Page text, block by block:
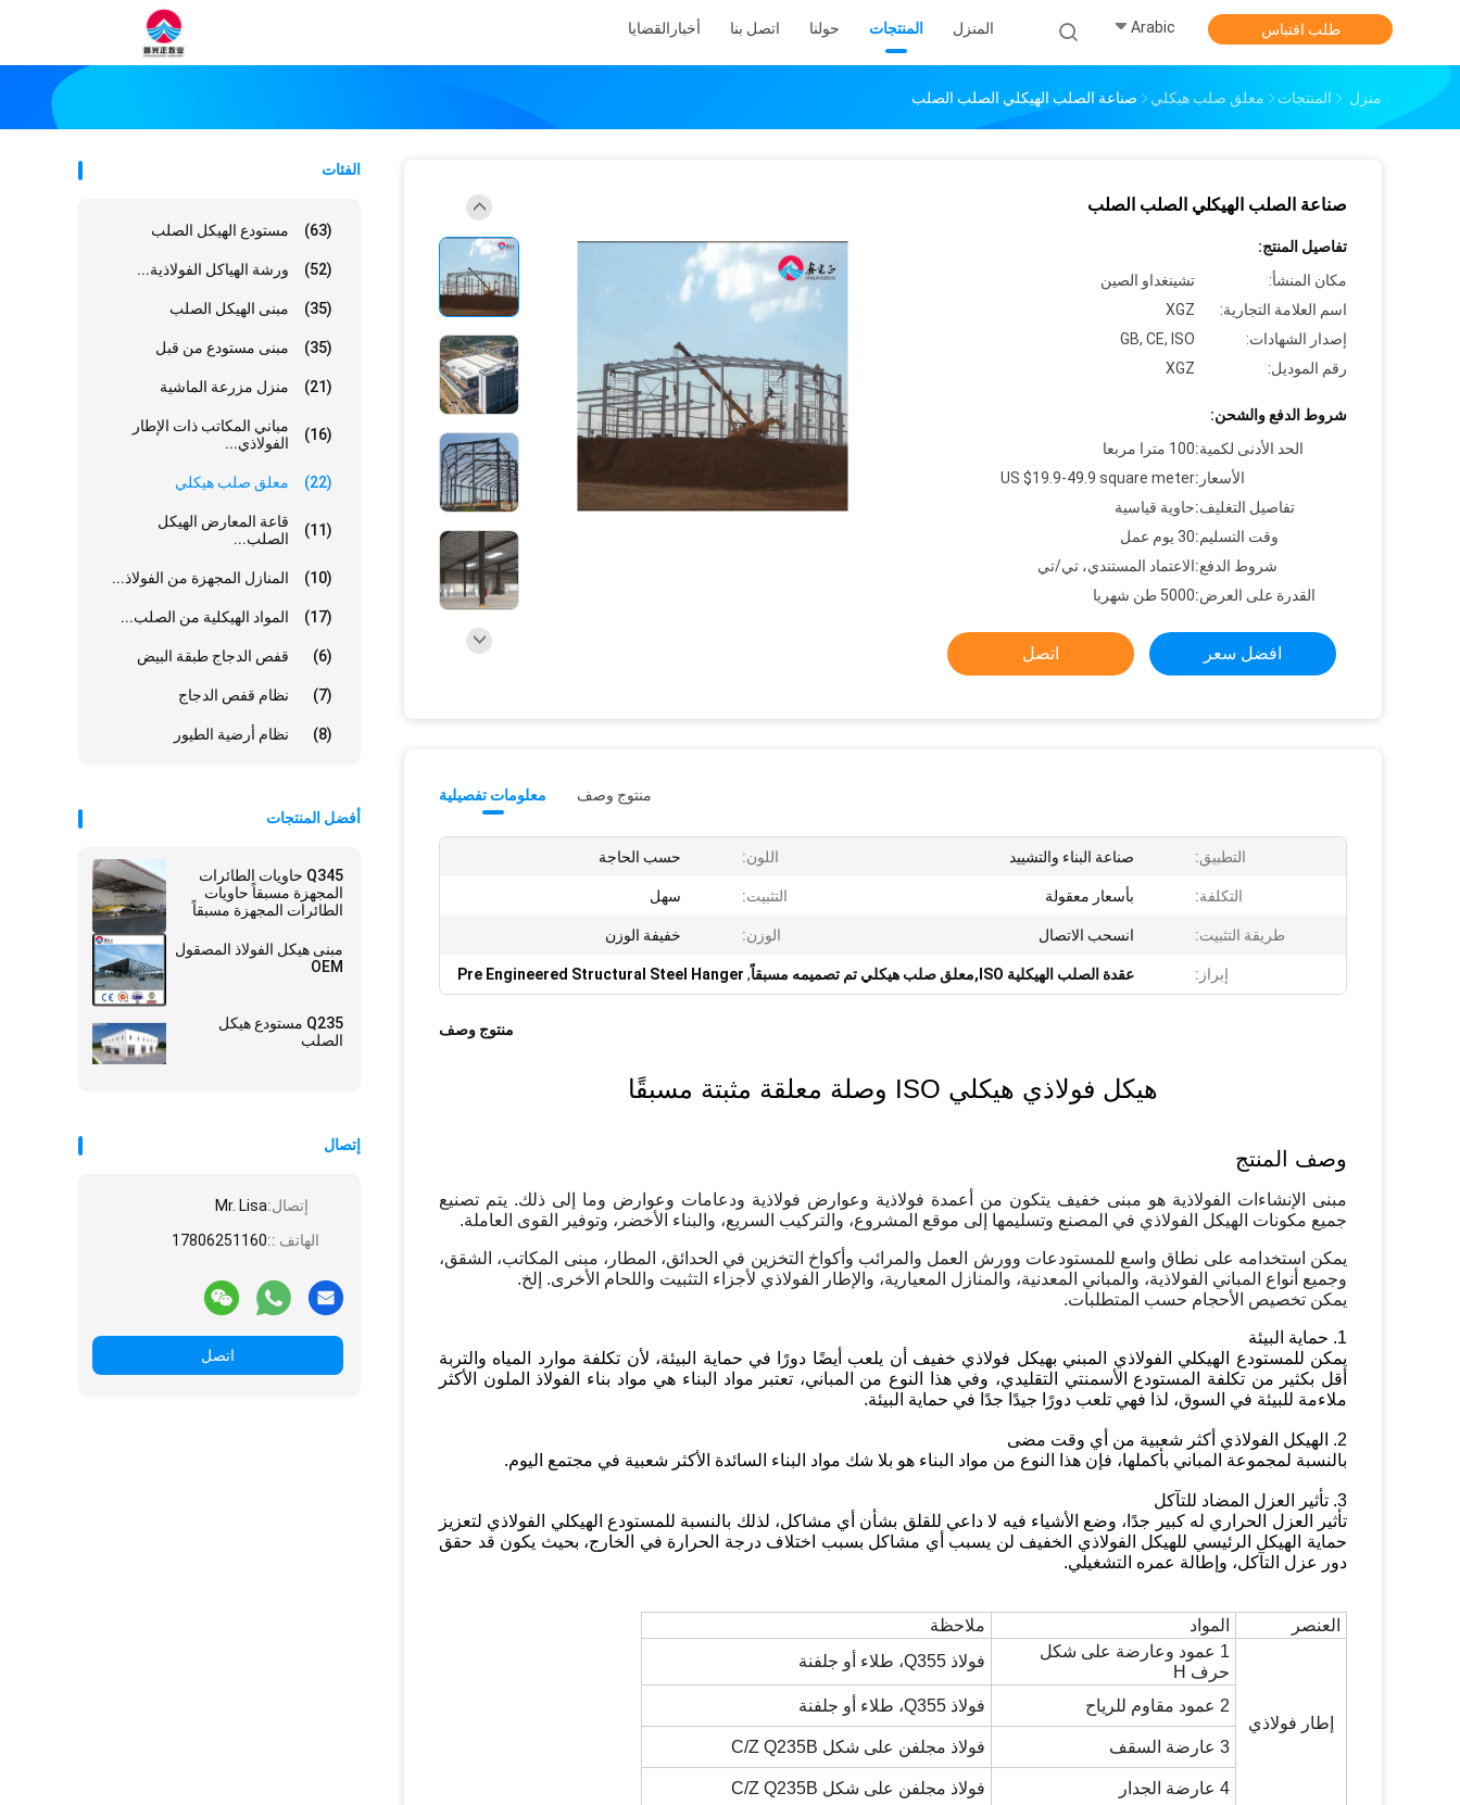
المنزل المنتجات حولنا اتصل بنا أخبار القضايا Arabic طلب اقتباس
منزل المنتجات معلق صلب هيكلي صناعة الصلب الهيكلي الصلب الصلب
الفئات
مستودع الهيكل الصلب (63)
ورشة الهياكل الفولاذية... (52)
مبنى الهيكل الصلب (35)
مبنى مستودع من قبل (35)
منزل مزرعة الماشية (21)
مباني المكاتب ذات الإطار
الفولاذي...
(16)
معلق صلب هيكلي (22)
قاعة المعارض الهيكل
الصلب...
(11)
المنازل المجهزة من الفولاذ... (10)
المواد الهيكلية من الصلب... (17)
قفص الدجاج طبقة البيض (6)
نظام قفص الدجاج (7)
نظام أرضية الطيور (8)
أفضل المنتجات
Q345 حاويات الطائرات
المجهزة مسبقاً حاويات
الطائرات المجهزة مسبقاً
مبنى هيكل الفولاذ المصقول
OEM
Q235 مستودع هيكل
الصلب
إتصال
إتصال:Mr. Lisa
الهاتف ::17806251160
اتصل
صناعة الصلب الهيكلي الصلب الصلب
تفاصيل المنتج:
مكان المنشأ:
تشينغداو الصين
اسم العلامة التجارية:
XGZ
إصدار الشهادات:
GB, CE, ISO
رقم الموديل:
XGZ
شروط الدفع والشحن:
الحد الأدنى لكمية:100 مترا مربعا
الأسعار:US $19.9-49.9 square meter
تفاصيل التغليف:حاوية قياسية
وقت التسليم:30 يوم عمل
شروط الدفع:الاعتماد المستندي، تي/تي
القدرة على العرض:5000 طن شهريا
افضل سعر اتصل
معلومات تفصيلية منتوج وصف
التطبيق: صناعة البناء والتشييد اللون: حسب الحاجة
التكلفة: بأسعار معقولة التثبيت: سهل
طريقة التثبيت: انسحب الاتصال الوزن: خفيفة الوزن
إبراز: عقدة الصلب الهيكلية ISO,معلق صلب هيكلي تم تصميمه مسبقاً ,
Pre Engineered Structural Steel Hanger
منتوج وصف
هيكل فولاذي هيكلي ISO وصلة معلقة مثبتة مسبقًا
وصف المنتج
مبنى الإنشاءات الفولاذية هو مبنى خفيف يتكون من أعمدة فولاذية وعوارض فولاذية ودعامات وعوارض وما إلى ذلك. يتم تصنيع
جميع مكونات الهيكل الفولاذي في المصنع وتسليمها إلى موقع المشروع، والتركيب السريع، والبناء الأخضر، وتوفير القوى العاملة.
يمكن استخدامه على نطاق واسع للمستودعات وورش العمل والمرائب وأكواخ التخزين في الحدائق، المطار، مبنى المكاتب، الشقق،
وجميع أنواع المباني الفولاذية، والمباني المعدنية، والمنازل المعيارية، والإطار الفولاذي لأجزاء التثبيت واللحام الأخرى. إلخ.
يمكن تخصيص الأحجام حسب المتطلبات.
1. حماية البيئة
يمكن للمستودع الهيكلي الفولاذي المبني بهيكل فولاذي خفيف أن يلعب أيضًا دورًا في حماية البيئة، لأن تكلفة موارد المياه والتربة
أقل بكثير من تكلفة المستودع الأسمنتي التقليدي، وفي هذا النوع من المباني، تعتبر مواد البناء هي مواد بناء الفولاذ الملون الأكثر
ملاءمة للبيئة في السوق، لذا فهي تلعب دورًا جيدًا جدًا في حماية البيئة.
2. الهيكل الفولاذي أكثر شعبية من أي وقت مضى
بالنسبة لمجموعة المباني بأكملها، فإن هذا النوع من مواد البناء هو بلا شك مواد البناء السائدة الأكثر شعبية في مجتمع اليوم.
3. تأثير العزل المضاد للتآكل
تأثير العزل الحراري له كبير جدًا، وضع الأشياء فيه لا داعي للقلق بشأن أي مشاكل، لذلك بالنسبة للمستودع الهيكلي الفولاذي لتعزيز
حماية الهيكل الرئيسي للهيكل الفولاذي الخفيف لن يسبب أي مشاكل بسبب اختلاف درجة الحرارة في الخارج، بحيث يكون قد حقق
دور عزل التآكل، وإطالة عمره التشغيلي.
العنصر المواد ملاحظة
إطار فولاذي
1 عمود وعارضة على شكل
حرف H
فولاذ Q355، طلاء أو جلفنة
2 عمود مقاوم للرياح فولاذ Q355، طلاء أو جلفنة
3 عارضة السقف فولاذ مجلفن على شكل C/Z Q235B
4 عارضة الجدار فولاذ مجلفن على شكل C/Z Q235B